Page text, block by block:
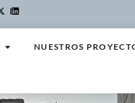
NUESTROS